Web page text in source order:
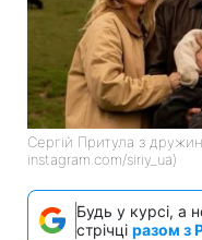
Сергій Притула з
instagram.com/siriy_ua)
Будь у курсі, а
стрічці разом з